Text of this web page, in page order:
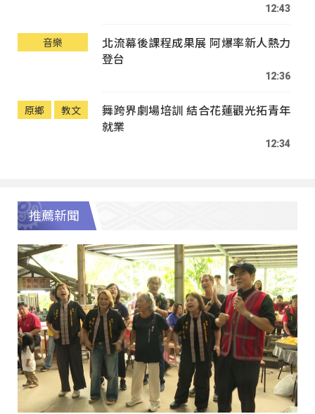
12:43
音樂
北流幕後課程成果展 阿爆率新人熱力
登台
12:36
原鄉 教文
舞跨界劇場培訓 結合花蓮觀光拓青年
就業
12:34
推薦新聞